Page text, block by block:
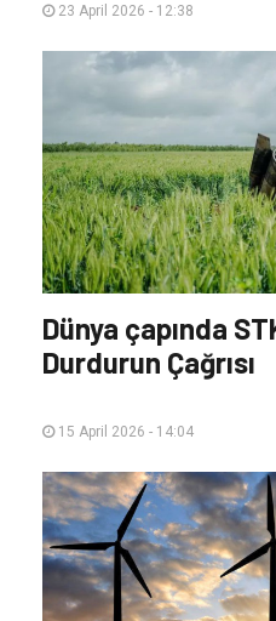
23 April 2026 - 12:38
Dünya çapında
Durdurun Çağrısı
15 April 2026 - 14:04